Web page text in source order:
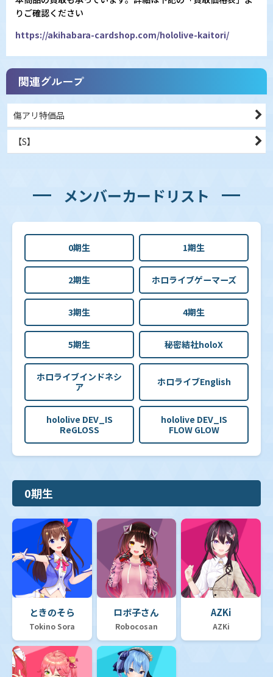
りご確認ください
https://akihabara-cardshop.com/hololive-kaitori/
関連グループ
傷アリ特価品
【S】
メンバーカードリスト
0期生 1期生
2期生 ホロライブゲーマーズ
3期生 4期生
5期生 秘密結社holoX
ホロライブインドネシ
ア
ホロライブEnglish
hololive DEV_IS
ReGLOSS
hololive DEV_IS
FLOW GLOW
0期生
ときのそら
Tokino Sora
ロボ子さん
Robocosan
AZKi
AZKi